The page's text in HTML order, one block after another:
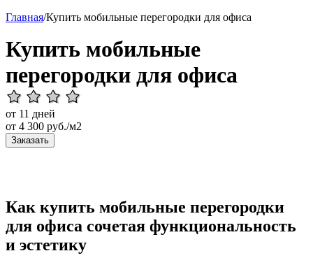
Главная/Купить мобильные перегородки для офиса
Купить мобильные
перегородки для офиса
от 11 дней
от 4 300 руб./м2
Заказать
Как купить мобильные перегородки
для офиса сочетая функциональность
и эстетику